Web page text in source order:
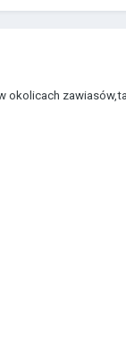
okolicach